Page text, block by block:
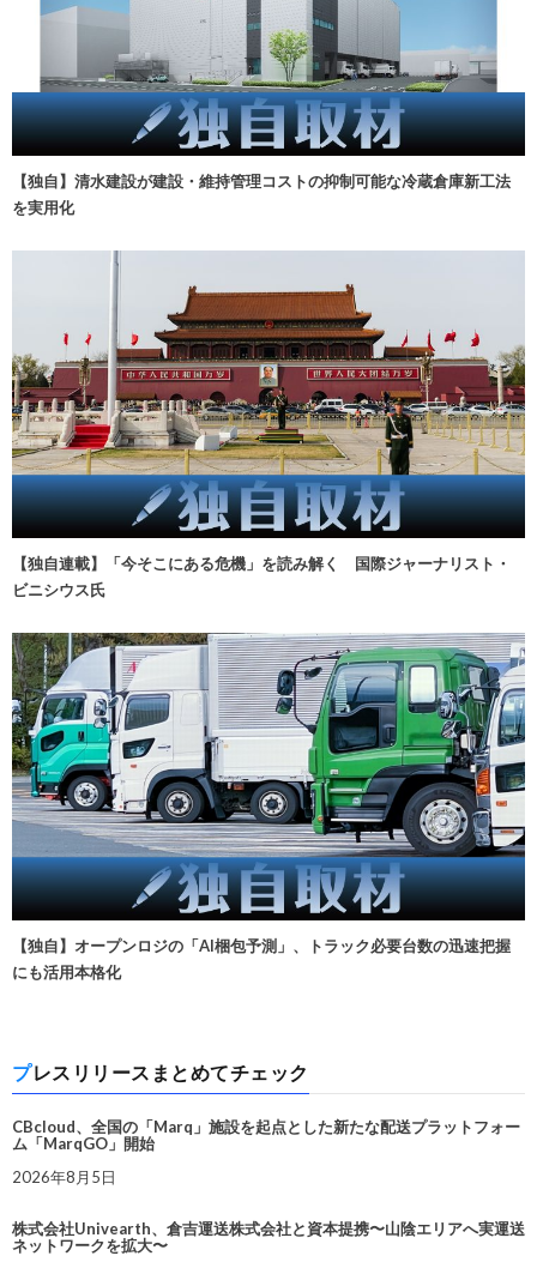
【独自】清水建設が建設・維持管理コストの抑制可能な冷蔵倉庫新工法
を実用化
【独自連載】「今そこにある危機」を読み解く 国際ジャーナリスト・
ビニシウス氏
【独自】オープンロジの「AI梱包予測」、トラック必要台数の迅速把握
にも活用本格化
プレスリリースまとめてチェック
CBcloud、全国の「Marq」施設を起点とした新たな配送プラットフォー
ム「MarqGO」開始
2026年8月5日
株式会社Univearth、倉吉運送株式会社と資本提携〜山陰エリアへ実運送
ネットワークを拡大〜